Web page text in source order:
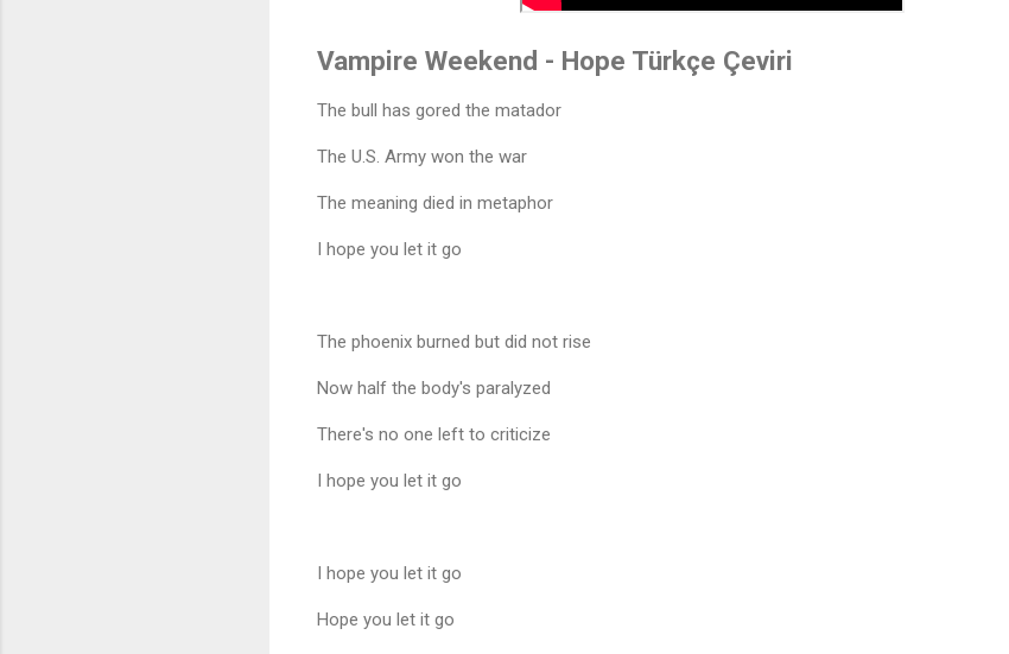
Vampire Weekend - Hope Türkçe Çeviri
The bull has gored the matador
The U.S. Army won the war
The meaning died in metaphor
I hope you let it go
The phoenix burned but did not rise
Now half the body's paralyzed
There's no one left to criticize
I hope you let it go
I hope you let it go
Hope you let it go